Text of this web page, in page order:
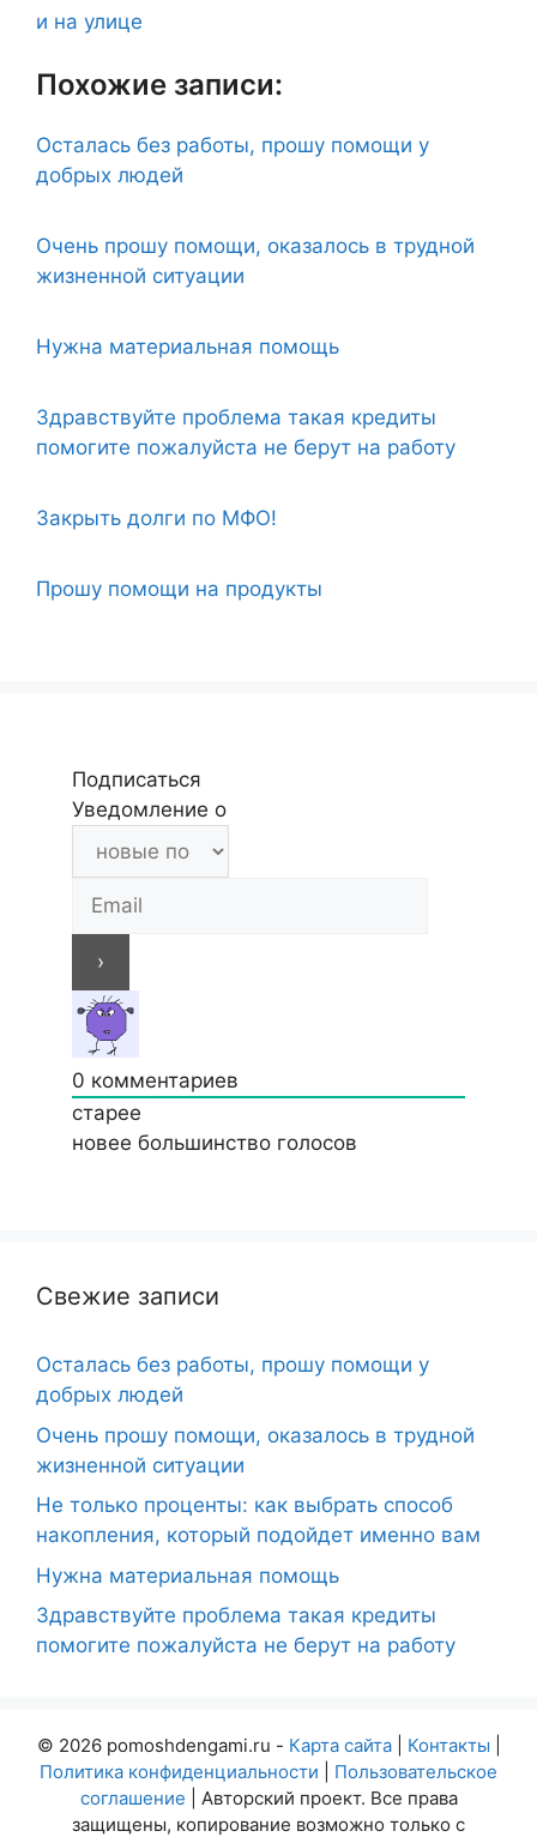
и на улице
Похожие записи:
Осталась без работы, прошу помощи у
добрых людей
Очень прошу помощи, оказалось в трудной
жизненной ситуации
Нужна материальная помощь
Здравствуйте проблема такая кредиты
помогите пожалуйста не берут на работу
Закрыть долги по МФО!
Прошу помощи на продукты
Подписаться
Уведомление о
0 комментариев
старее
новее большинство голосов
Свежие записи
Осталась без работы, прошу помощи у
добрых людей
Очень прошу помощи, оказалось в трудной
жизненной ситуации
Не только проценты: как выбрать способ
накопления, который подойдет именно вам
Нужна материальная помощь
Здравствуйте проблема такая кредиты
помогите пожалуйста не берут на работу
© 2026 pomoshdengami.ru - Карта сайта| Контакты
Политика конфиденциальности
Пользовательское
соглашение | Авторский проект. Все права
защищены, копирование возможно только с